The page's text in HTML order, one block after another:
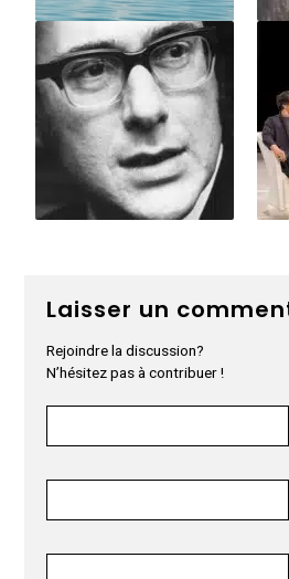
Laisser un
Rejoindre la discussion?
N’hésitez pas à contribuer !